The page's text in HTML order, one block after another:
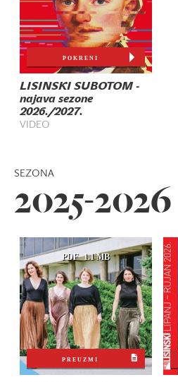
POKRENI
LISINSKI SUBOTOM -
najava sezone
2026./2027.
VIDEO
SEZONA
2025-2026
PDF 1.1 MB
PREUZMI